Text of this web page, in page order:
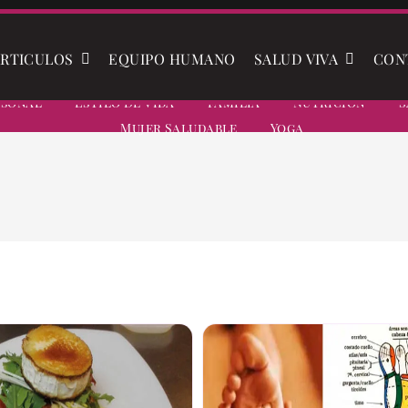
EQUIPO HUMANO SALUD VIVA
Estilo De Vida Familia Nutrición
Mujer Saludable
Yoga